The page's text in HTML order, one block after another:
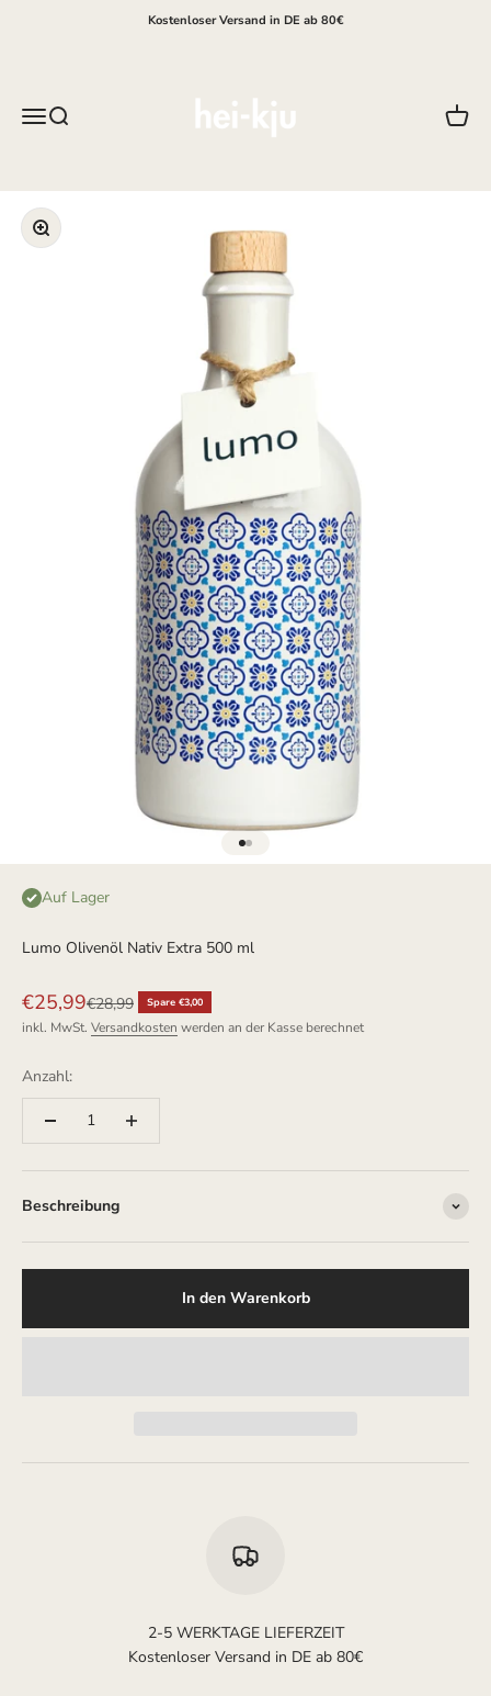
Kostenloser Versand in DE ab 80€
MenüSuche
Bild vergrößern
Auf Lager
Lumo Olivenöl Nativ Extra 500 ml
Angebot
€25,99Regulärer Preis
€28,99 Spare €3,00
inkl. MwSt. Versandkosten werden an der Kasse berechnet
Anzahl:
Beschreibung
In den Warenkorb
2-5 WERKTAGE LIEFERZEIT
Kostenloser Versand in DE ab 80€